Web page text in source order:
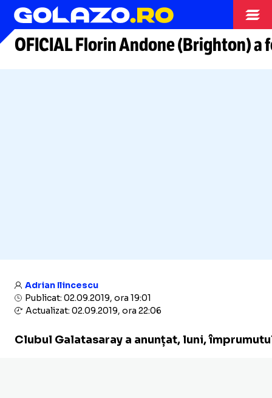
Arhiva fotbal
OFICIAL Florin Andone (Brighton)
Adrian Ilincescu
Publicat: 02.09.2019, ora 19:01
Actualizat: 02.09.2019, ora 22:06
Clubul Galatasaray a anunțat, luni,